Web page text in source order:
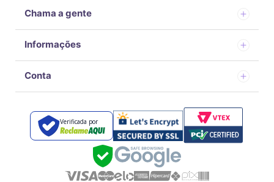
Chama a gente
Informações
Conta
Verificada por